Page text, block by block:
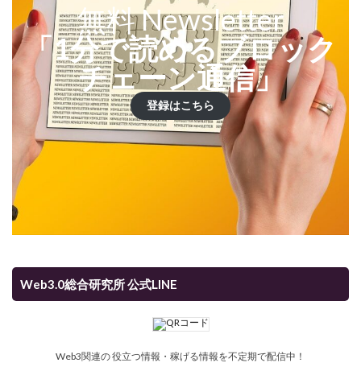
無料 Newsletter
「1分で読めるブロック
チェーン通信」
登録はこちら
Web3.0総合研究所 公式LINE
Web3関連の 役立つ情報・稼げる情報を不定期で配信中！